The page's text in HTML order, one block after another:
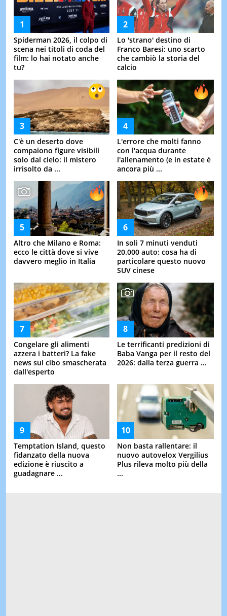
Spiderman 2026, il colpo di
scena nei titoli di coda del
film: lo hai notato anche
tu?
Lo 'strano' destino di
Franco Baresi: uno scarto
che cambiò la storia del
calcio
C'è un deserto dove
compaiono figure visibili
solo dal cielo: il mistero
irrisolto da ...
L'errore che molti fanno
con l'acqua durante
l'allenamento (e in estate è
ancora più ...
Altro che Milano e Roma:
ecco le città dove si vive
davvero meglio in Italia
In soli 7 minuti venduti
20.000 auto: cosa ha di
particolare questo nuovo
SUV cinese
Congelare gli alimenti
azzera i batteri? La fake
news sul cibo smascherata
dall'esperto
Le terrificanti predizioni di
Baba Vanga per il resto del
2026: dalla terza guerra ...
Temptation Island, questo
fidanzato della nuova
edizione è riuscito a
guadagnare ...
Non basta rallentare: il
nuovo autovelox Vergilius
Plus rileva molto più della
...